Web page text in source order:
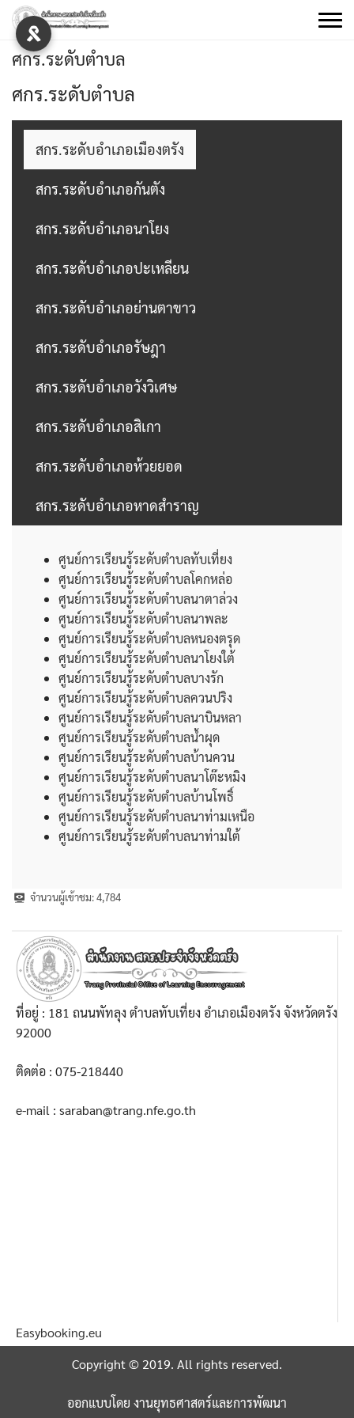
Skip
content








ศกร.ระดับตำบล
ศกร.ระดับตำบล
สกร.ระดับอำเภอเมืองตรัง
สกร.ระดับอำเภอกันตัง
สกร.ระดับอำเภอนาโยง
สกร.ระดับอำเภอปะเหลียน
สกร.ระดับอำเภอย่านตาขาว
สกร.ระดับอำเภอรัษฎา
สกร.ระดับอำเภอวังวิเศษ
สกร.ระดับอำเภอสิเกา
สกร.ระดับอำเภอห้วยยอด
สกร.ระดับอำเภอหาดสำราญ
ศูนย์การเรียนรู้ระดับตำบลทับเที่ยง
ศูนย์การเรียนรู้ระดับตำบลโคกหล่อ
ศูนย์การเรียนรู้ระดับตำบลนาตาล่วง
ศูนย์การเรียนรู้ระดับตำบลนาพละ
ศูนย์การเรียนรู้ระดับตำบลหนองตรุด
ศูนย์การเรียนรู้ระดับตำบลนาโยงใต้
ศูนย์การเรียนรู้ระดับตำบลบางรัก
ศูนย์การเรียนรู้ระดับตำบลควนปริง
ศูนย์การเรียนรู้ระดับตำบลนาบินหลา
ศูนย์การเรียนรู้ระดับตำบลน้ำผุด
ศูนย์การเรียนรู้ระดับตำบลบ้านควน
ศูนย์การเรียนรู้ระดับตำบลนาโต๊ะหมิง
ศูนย์การเรียนรู้ระดับตำบลบ้านโพธิ์
ศูนย์การเรียนรู้ระดับตำบลนาท่ามเหนือ
ศูนย์การเรียนรู้ระดับตำบลนาท่ามใต้
จำนวนผู้เข้าชม:4,784
ที่อยู่ : 181 ถนนพัทลุง ตำบลทับเที่ยง อำเภอเมืองตรัง จังหวัดตรัง
92000
ติดต่อ : 075-218440
e-mail : saraban@trang.nfe.go.th
Easybooking.eu
Copyright © 2019. All rights reserved.
ออกแบบโดย งานยุทธศาสตร์และการพัฒนา